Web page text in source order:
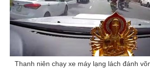
Thanh niên chạy xe máy lạng lách đánh